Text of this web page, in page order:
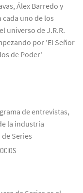
Álex Barredo y
cada uno de los
universo de J.R.R.
por 'El Señor
de Poder'
de entrevistas,
la industria
Series